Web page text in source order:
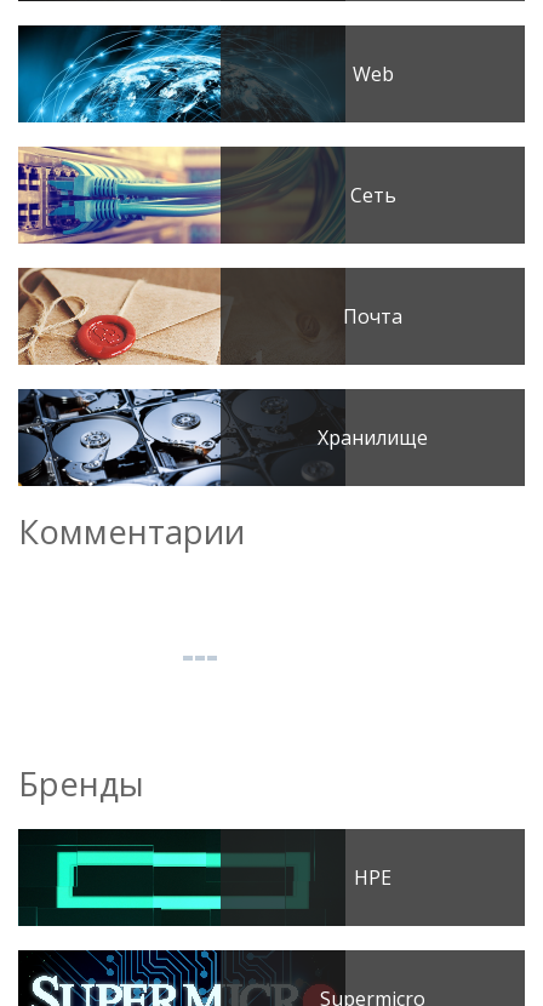
Web
Сеть
Почта
Хранилище
Комментарии
Бренды
HPE
Supermicro